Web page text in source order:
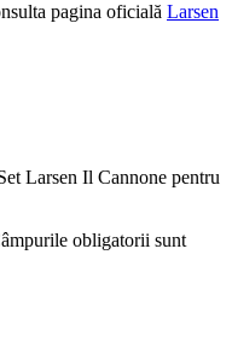
pagina oficială Larsen
Larsen Il Cannone pentru
obligatorii sunt